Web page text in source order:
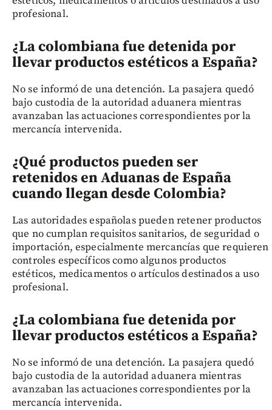
profesional.
¿La colombiana fue detenida por
llevar productos estéticos a España?
No se informó de una detención. La pasajera quedó
bajo custodia de la autoridad aduanera mientras
avanzaban las actuaciones correspondientes por la
mercancía intervenida.
¿Qué productos pueden ser
retenidos en Aduanas de España
cuando llegan desde Colombia?
Las autoridades españolas pueden retener productos
que no cumplan requisitos sanitarios, de seguridad o
importación, especialmente mercancías que requieren
controles específicos como algunos productos
estéticos, medicamentos o artículos destinados a uso
profesional.
¿La colombiana fue detenida por
llevar productos estéticos a España?
No se informó de una detención. La pasajera quedó
bajo custodia de la autoridad aduanera mientras
avanzaban las actuaciones correspondientes por la
mercancía intervenida.